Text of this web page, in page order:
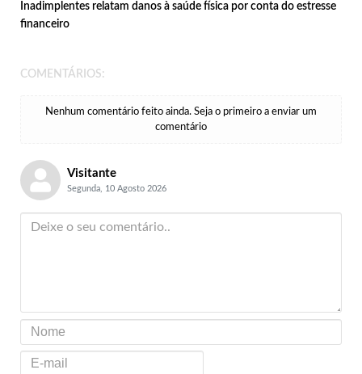
Inadimplentes relatam danos à saúde física por conta do estresse
financeiro
COMENTÁRIOS:
Nenhum comentário feito ainda. Seja o primeiro a enviar um
comentário
Visitante
Segunda, 10 Agosto 2026